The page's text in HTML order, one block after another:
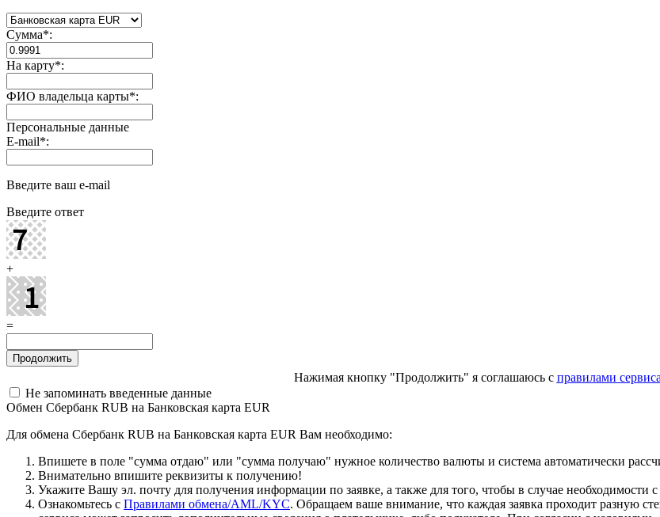
Сумма*:
На карту*:
ФИО владельца карты*:
Персональные данные
E-mail*:
Введите ваш e-mail
Введите ответ
+
=
Нажимая кнопку "Продолжить" я соглашаюсь с правилами сервиса
Не запоминать введенные данные
Обмен Сбербанк RUB на Банковская карта EUR
Для обмена Сбербанк RUB на Банковская карта EUR Вам необходимо:
Впишете в поле "сумма отдаю" или "сумма получаю" нужное количество валюты и система автоматически
Внимательно впишите реквизиты к получению!
Укажите Вашу эл. почту для получения информации по заявке, а также для того, чтобы в случае необходимости
Ознакомьтесь с Правилами обмена/AML/KYC. Обращаем ваше внимание, что каждая заявка проходит разную